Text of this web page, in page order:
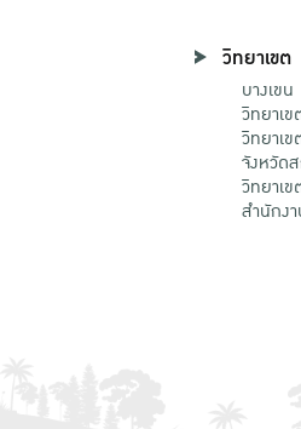
วิทยาเขต
บางเขน
วิทยาเ
วิทยาเ
จังหวัด
วิทยาเข
สำนักง